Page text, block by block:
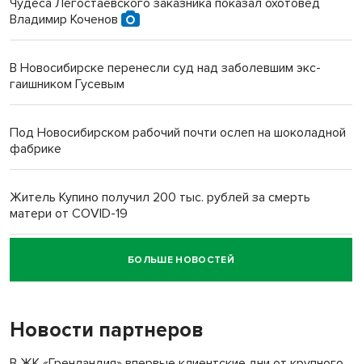
Чудеса Легостаевского заказника показал охотовед
Владимир Коченов
В Новосибирске перенесли суд над заболевшим экс-
гаишником Гусевым
Под Новосибирском рабочий почти ослеп на шоколадной
фабрике
Житель Купино получил 200 тыс. рублей за смерть
матери от COVID-19
Новосибирский суд наказал водителя за смерть
пенсионерки на вокзале
«Мы живём на пастбище!»: в новосибирском селе лошади
терроризируют жителей
БОЛЬШЕ НОВОСТЕЙ
Новости партнеров